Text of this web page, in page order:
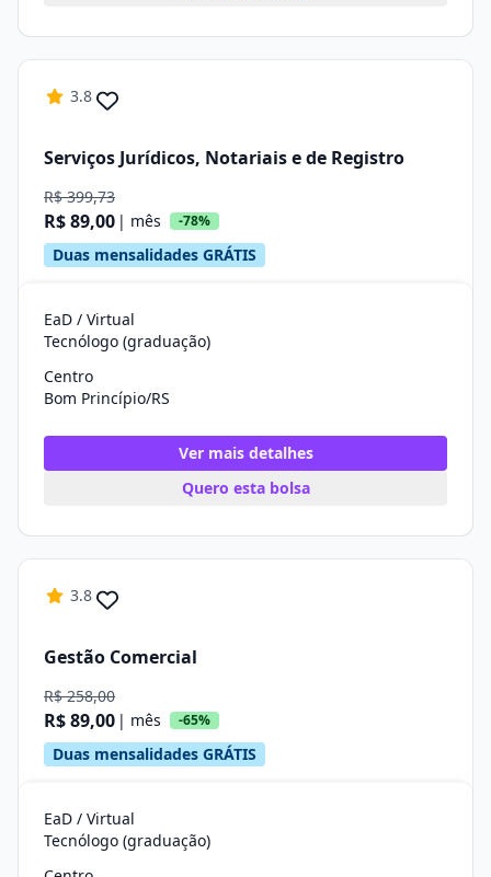
3.8
Serviços Jurídicos, Notariais e de Registro
R$ 399,73
R$ 89,00 | mês -78%
Duas mensalidades GRÁTIS
EaD / Virtual
Tecnólogo (graduação)
Centro
Bom Princípio/RS
Ver mais detalhes
Quero esta bolsa
3.8
Gestão Comercial
R$ 258,00
R$ 89,00 | mês -65%
Duas mensalidades GRÁTIS
EaD / Virtual
Tecnólogo (graduação)